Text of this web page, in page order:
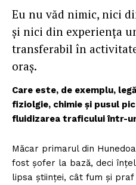
Eu nu văd nimic, nici
și nici din experiența
transferabil în
oraș.
Care este, de exemplu,
fiziolgie, chimie și pusul
fluidizarea traficului într-
Măcar primarul din
fost șofer la bază, deci
lipsa științei, cât fum și